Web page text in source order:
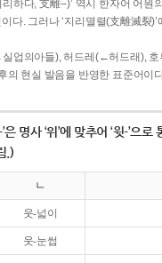
하다, 支離--)’ 역시 한자어 어원
다. 그러나 ‘지리멸렬(支離滅裂)’
업의아들), 허드레(←허드래),
의 현실 발음을 반영한 표준어이
-’은 명사 ‘위’에 맞추어 ‘윗-’으
.)
ㄴ
웃-넓이
웃-눈썹